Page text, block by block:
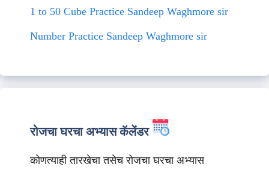
1 to 50 Cube Practice Sandeep Waghmore sir
Number Practice Sandeep Waghmore sir
रोजचा घरचा अभ्यास कॅलेंडर
कोणत्याही तारखेचा तसेच रोजचा घरचा अभ्यास